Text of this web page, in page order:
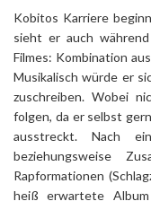
Kobitos Karriere
sieht er auch
Filmes: Kombination
Musikalisch würde er
zuschreiben. Wobei
folgen, da er selbst
ausstreckt. Nach
beziehungsweise
Rapformationen
heiß erwartete Album